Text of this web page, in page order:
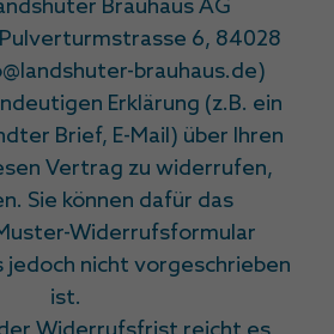
Brauhaus AG
6, 84028
brauhaus.de)
Erklärung (z.B. ein
Brief, E-Mail) über Ihren
Vertrag zu widerrufen,
Sie können dafür das
Widerrufsformular
nicht vorgeschrieben
ist.